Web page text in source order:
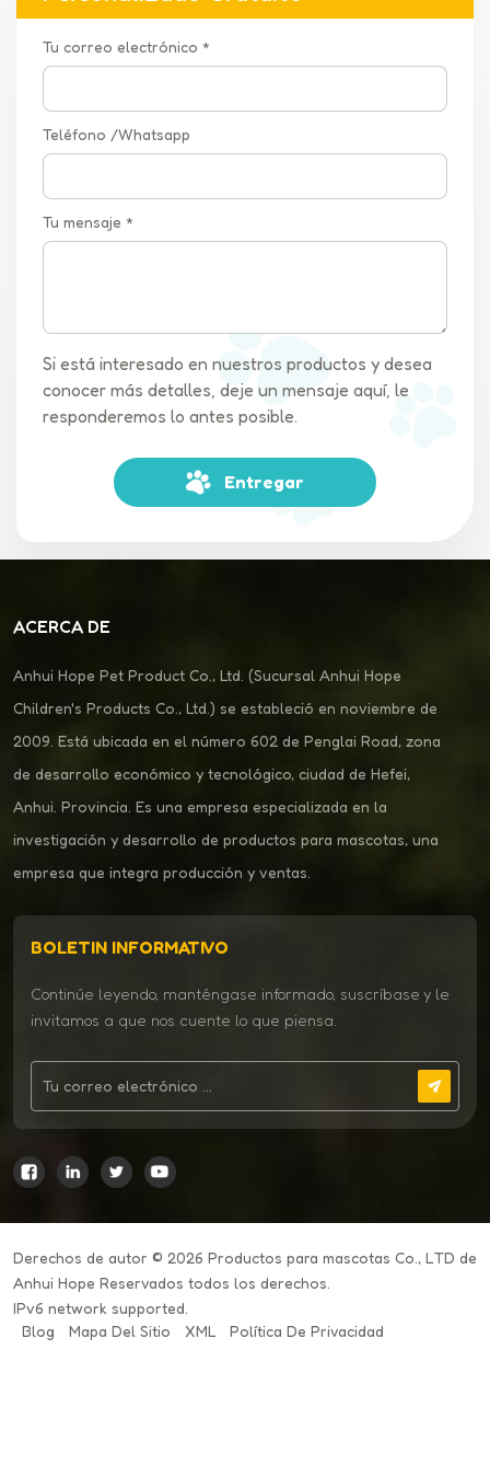
Tu correo electrónico *
Teléfono /Whatsapp
Tu mensaje *
Si está interesado en nuestros productos y desea
conocer más detalles, deje un mensaje aquí, le
responderemos lo antes posible.
Entregar
ACERCA DE
Anhui Hope Pet Product Co., Ltd. (Sucursal Anhui Hope
Children's Products Co., Ltd.) se estableció en noviembre de
2009. Está ubicada en el número 602 de Penglai Road, zona
de desarrollo económico y tecnológico, ciudad de Hefei,
Anhui. Provincia. Es una empresa especializada en la
investigación y desarrollo de productos para mascotas, una
empresa que integra producción y ventas.
BOLETIN INFORMATIVO
Continúe leyendo, manténgase informado, suscríbase y le
invitamos a que nos cuente lo que piensa.
Derechos de autor © 2026 Productos para mascotas Co., LTD de
Anhui Hope Reservados todos los derechos.
IPv6 network supported.
Blog
Mapa Del Sitio XML Política De Privacidad